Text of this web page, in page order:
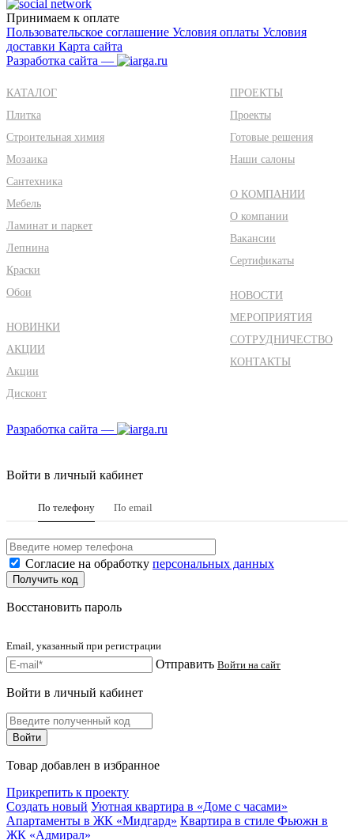
Принимаем к оплате
Пользовательское соглашение Условия оплаты Условия
доставки Карта сайта
Разработка сайта —
КАТАЛОГ
Плитка
Строительная химия
Мозаика
Сантехника
Мебель
Ламинат и паркет
Лепнина
Краски
Обои
НОВИНКИ
АКЦИИ
Акции
Дисконт
ПРОЕКТЫ
Проекты
Готовые решения
Наши салоны
О КОМПАНИИ
О компании
Вакансии
Сертификаты
НОВОСТИ
МЕРОПРИЯТИЯ
СОТРУДНИЧЕСТВО
КОНТАКТЫ
Разработка сайта —
Войти в личный кабинет
По телефону По email
Согласие на обработку персональных данных
Восстановить пароль
Email, указанный при регистрации
Отправить Войти на сайт
Войти в личный кабинет
Товар добавлен в избранное
Прикрепить к проекту
Создать новый Уютная квартира в «Доме с часами»
Апартаменты в ЖК «Мидгард» Квартира в стиле Фьюжн в
ЖК «Адмирал»